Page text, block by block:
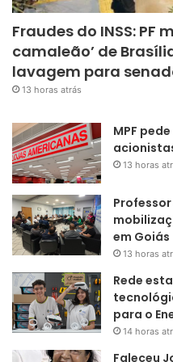
Fraudes do INSS: PF
camaleão’ de
lavagem para
13 horas atrás
MPF
13 horas
em Goiás
13 horas
Rede
para o
14 horas
Faleceu